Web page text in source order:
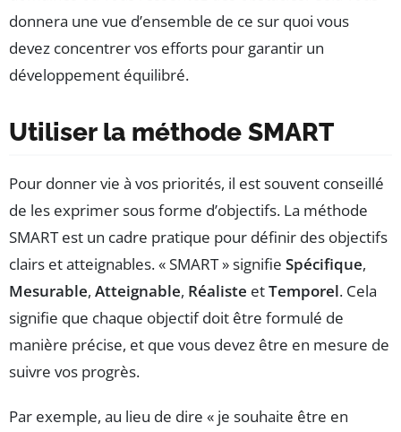
donnera une vue d’ensemble de ce sur quoi vous
devez concentrer vos efforts pour garantir un
développement équilibré.
Utiliser la méthode SMART
Pour donner vie à vos priorités, il est souvent conseillé
de les exprimer sous forme d’objectifs. La méthode
SMART est un cadre pratique pour définir des objectifs
clairs et atteignables. « SMART » signifie Spécifique,
Mesurable, Atteignable, Réaliste etTemporel. Cela
signifie que chaque objectif doit être formulé de
manière précise, et que vous devez être en mesure de
suivre vos progrès.
Par exemple, au lieu de dire « je souhaite être en